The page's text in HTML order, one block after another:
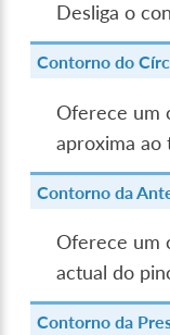
Desliga o
Contorno do
Oferece um
aproxima ao
Contorno da
Oferece um
actual do
Contorno da